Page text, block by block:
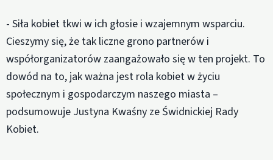
- Siła kobiet tkwi w ich głosie i wzajemnym wsparciu.
Cieszymy się, że tak liczne grono partnerów i
współorganizatorów zaangażowało się w ten projekt. To
dowód na to, jak ważna jest rola kobiet w życiu
społecznym i gospodarczym naszego miasta –
podsumowuje Justyna Kwaśny ze Świdnickiej Rady
Kobiet.